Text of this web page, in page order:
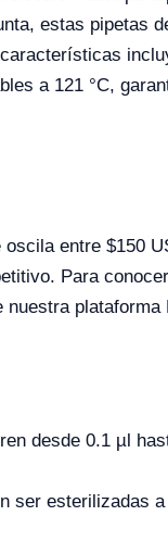
estas pipetas
a 121 °C,
entre $150
Para
plataforma
desde 0.1 µl
ser esterilizadas